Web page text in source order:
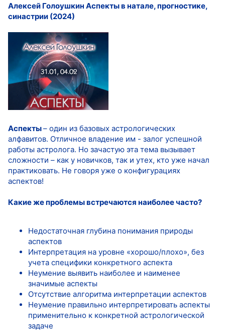
Алексей Голоушкин Аспекты в натале, прогностике,
синастрии (2024)
Аспекты– один из базовых астрологических
алфавитов. Отличное владение им - залог успешной
работы астролога. Но зачастую эта тема вызывает
сложности – как у новичков, так и утех, кто уже начал
практиковать. Не говоря уже о конфигурациях
аспектов!
Какие же проблемы встречаются наиболее часто?
Недостаточная глубина понимания природы
аспектов
Интерпретация на уровне «хорошо/плохо», без
учета специфики конкретного аспекта
Неумение выявить наиболее и наименее
значимые аспекты
Отсутствие алгоритма интерпретации аспектов
Неумение правильно интерпретировать аспекты
применительно к конкретной астрологической
задаче